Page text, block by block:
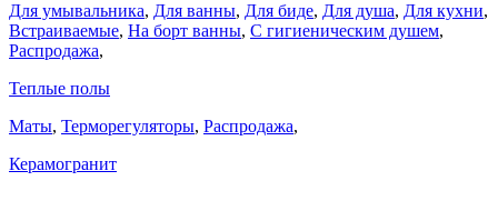
Для умывальника, Для ванны, Для биде, Для душа, Для кухни,
Встраиваемые, На борт ванны, C гигиеническим душем,
Распродажа,
Теплые полы
Маты, Терморегуляторы, Распродажа,
Керамогранит